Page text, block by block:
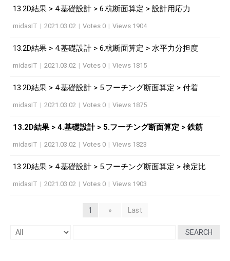
13.2D結果 > 4.基礎設計 > 6.杭断面算定 > 設計用応力
midasIT | 2021.03.02 | Votes 0 | Views 1904
13.2D結果 > 4.基礎設計 > 6.杭断面算定 > 水平力分担度
midasIT | 2021.03.02 | Votes 0 | Views 1815
13.2D結果 > 4.基礎設計 > 5.フーチング断面算定 > 付着
midasIT | 2021.03.02 | Votes 0 | Views 1875
13.2D結果 > 4.基礎設計 > 5.フーチング断面算定 > 鉄筋
midasIT | 2021.03.02 | Votes 0 | Views 1823
13.2D結果 > 4.基礎設計 > 5.フーチング断面算定 > 検定比
midasIT | 2021.03.02 | Votes 0 | Views 1903
1 » Last
SEARCH